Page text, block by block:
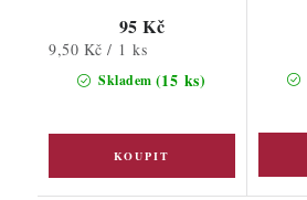
Skladem (15 ks)
95 Kč
Měrná
cena:
9,50 Kč / 1 ks